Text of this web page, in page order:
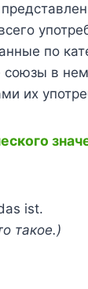
по
союзы в
их
ist.
такое.)